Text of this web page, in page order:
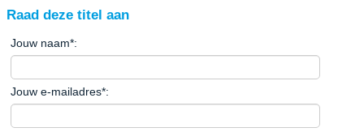
Raad deze titel aan
Jouw naam*:
Jouw e-mailadres*: